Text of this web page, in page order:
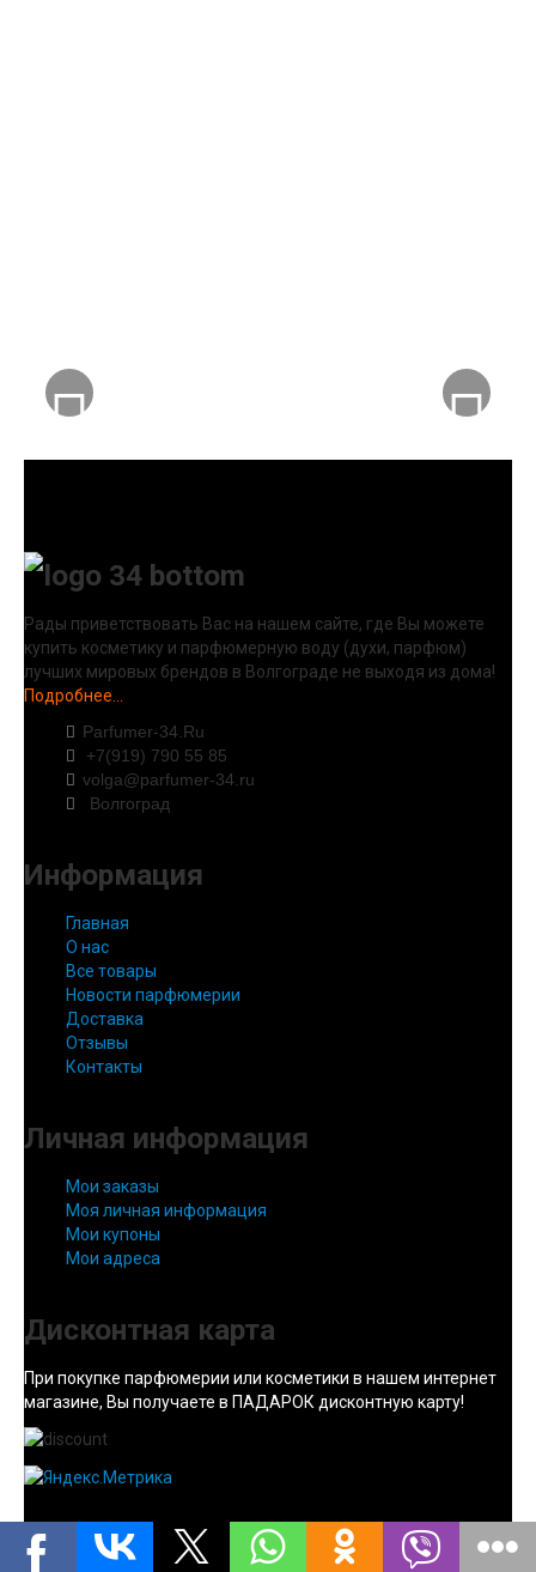
Рады приветствовать Вас на нашем сайте, где Вы можете
купить косметику и парфюмерную воду (духи, парфюм)
лучших мировых брендов в Волгограде не выходя из дома!
Подробнее...
Parfumer-34.Ru
+7(919) 790 55 85
volga@parfumer-34.ru
Волгоград
Информация
Главная
О нас
Все товары
Новости парфюмерии
Доставка
Отзывы
Контакты
Личная информация
Мои заказы
Моя личная информация
Мои купоны
Мои адреса
Дисконтная карта
При покупке парфюмерии или косметики в нашем интернет
магазине, Вы получаете в ПАДАРОК дисконтную карту!
Goto Top